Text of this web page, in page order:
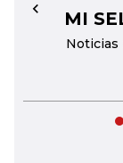
MI
Noticias
←